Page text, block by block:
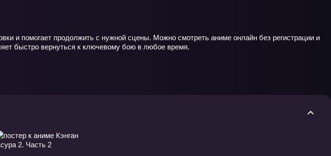
и помогает продолжить с нужной сцены. Можно смотреть аниме онлайн без регистрации и
быстро вернуться к ключевому бою в любое время.